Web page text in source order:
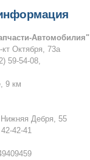
Автомобилия"
кт Октября, 73а
59-54-08,
9 км
Дебря, 55
42-41